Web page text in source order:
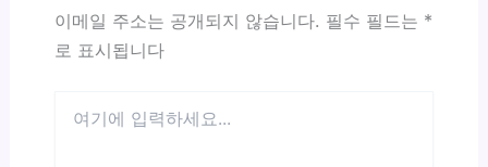
이메일 주소는 공개되지 않습니다. 필수 필드는 *
로 표시됩니다